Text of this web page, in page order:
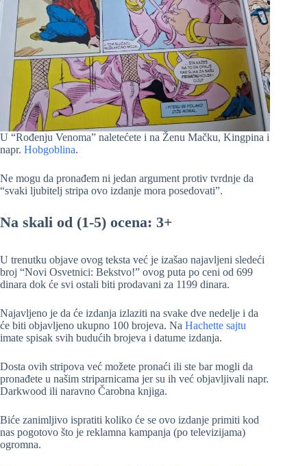
U “Rođenju Venoma” naletećete i na Ženu Mačku, Kingpina i
napr. Hobgoblina.
Ne mogu da pronađem ni jedan argument protiv tvrdnje da
“svaki ljubitelj stripa ovo izdanje mora posedovati”.
Na skali od (1-5) ocena: 3+
U trenutku objave ovog teksta već je izašao najavljeni sledeći
broj “Novi Osvetnici: Bekstvo!” ovog puta po ceni od 699
dinara dok će svi ostali biti prodavani za 1199 dinara.
Najavljeno je da će izdanja izlaziti na svake dve nedelje i da
će biti objavljeno ukupno 100 brojeva. Na Hachette sajtu
imate spisak svih budućih brojeva i datume izdanja.
Dosta ovih stripova već možete pronaći ili ste bar mogli da
pronađete u našim striparnicama jer su ih već objavljivali napr.
Darkwood ili naravno Čarobna knjiga.
Biće zanimljivo ispratiti koliko će se ovo izdanje primiti kod
nas pogotovo što je reklamna kampanja (po televizijama)
ogromna.